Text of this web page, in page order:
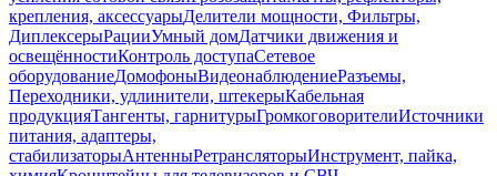
крепления, аксессуарыДелители мощности, Фильтры,
ДиплексерыРацииУмный домДатчики движения и
освещённостиКонтроль доступаСетевое
оборудованиеДомофоныВидеонаблюдениеРазъемы,
Переходники, удлинители, штекерыКабельная
продукцияТангенты, гарнитурыГромкоговорителиИсточники
питания, адаптеры,
стабилизаторыАнтенныРетрансляторыИнструмент, пайка,